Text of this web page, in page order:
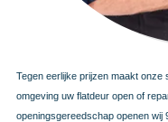
Tegen eerlijke prijzen maakt
omgeving uw flatdeur open of
openingsgereedschap openen wij